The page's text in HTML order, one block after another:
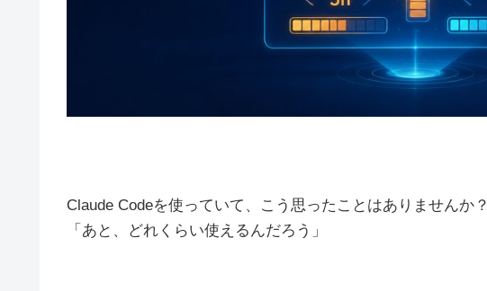
Claude Codeを使っていて、こう思ったことはありませんか？
「あと、どれくらい使えるんだろう」